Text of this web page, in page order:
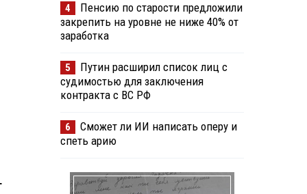
4
Пенсию по старости предложили
закрепить на уровне не ниже 40% от
заработка
5
Путин расширил список лиц с
судимостью для заключения
контракта с ВС РФ
6
Сможет ли ИИ написать оперу и
спеть арию